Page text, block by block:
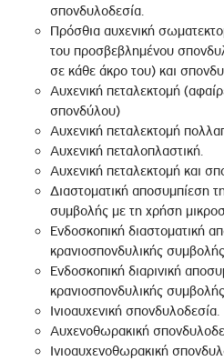
σπονδυλοδεσία.
Πρόσθια αυχενική
του προσβεβλημένου
σε κάθε άκρο του) και
Αυχενική πεταλεκτομή
σπονδύλου)
Αυχενική πεταλεκτομή
Αυχενική πεταλοπλαστική.
Αυχενική πεταλεκτομή και
Διαστοματική αποσυμπίεση
συμβολής με τη χρήση
Ενδοσκοπική διαστοματική
κρανιοσπονδυλικής
Ενδοσκοπική διαρινική
κρανιοσπονδυλικής
Ινιοαυχενική σπονδυλοδεσία.
Αυχενοθωρακική
Ινιοαυχενοθωρακική